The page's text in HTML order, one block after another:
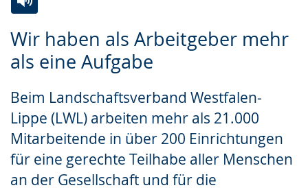
Wir haben als Arbeitgeber mehr
als eine Aufgabe
Beim Landschaftsverband Westfalen-
Lippe (LWL) arbeiten mehr als 21.000
Mitarbeitende in über 200 Einrichtungen
für eine gerechte Teilhabe aller Menschen
an der Gesellschaft und für die
Leichten
Sprache
Audio-
Unterstützung.
Video
in
Gebärdensprache
wird
angezeigt.